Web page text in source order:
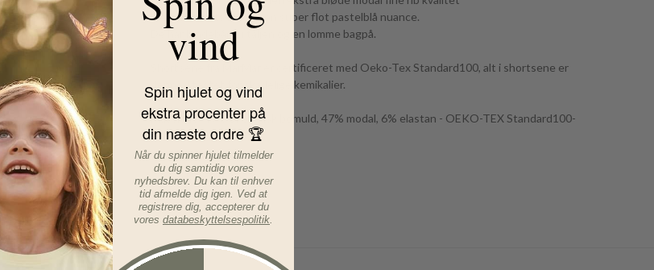
MarMar shortsene er i en super flot pastelblå nuance.
De har bindebånd i taljen og en lomme bagpå.
Shortsene fra MarMar er certificeret med Oeko-Tex Standard100, alt i shortsene er
dermed testet for skadelige kemikalier.
Materiale: 47% økologisk bomuld, 47% modal, 6% elastan - OEKO-TEX Standard100-
certificeret.
Læs mere om varen...
vind
Spin hjulet og vind
ekstra procenter på
din næste ordre 🏆
Når du spinner hjulet tilmelder
du dig samtidig vores
nyhedsbrev. Du kan til enhver
tid afmelde dig igen. Ved at
registrere dig, accepterer du
vores databeskyttelsespolitik.